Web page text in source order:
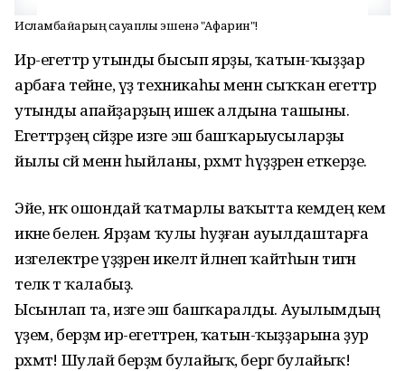
Исламбайҙарҙың сауаплы эшенә "Афарин"!
Ир-егеттәр утынды бысып ярҙы, ҡатын-ҡыҙҙар
арбаға тейәне, үҙ техникаһы менән сыҡҡан егеттәр
утынды апайҙарҙың ишек алдына ташыны.
Егеттәрҙең әсәйҙәре изге эш башҡарыусыларҙы
йылы сәй менән һыйланы, рәхмәт һүҙҙәрен еткерҙе.
Эйе, нәҡ ошондай ҡатмарлы ваҡытта кемдең кем
икәне беленә. Ярҙам ҡулы һуҙған ауылдаштарға
изгелектәре үҙҙәренә икеләтә әйләнеп ҡайтһын тигән
теләк тә ҡалабыҙ.
Ысынлап та, изге эш башҡаралды. Ауылымдың
әүҙем, берҙәм ир-егеттәренә, ҡатын-ҡыҙҙарына ҙур
рәхмәт! Шулай берҙәм булайыҡ, бергә булайыҡ!